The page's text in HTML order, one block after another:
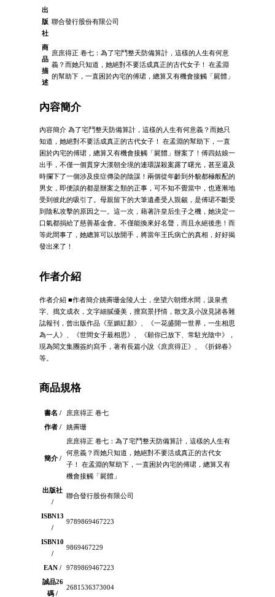
出
版
社
聯合發行股份有限公司
商
品
描
述
庶庶得正 卷七：為了宅鬥整天防備算計，這樣的人生有何意
義？而她只知道，她絕對不要活成真正的古代女子！ 在孟淵
的幫助下，一直困於內宅的傅珺，總算又有機會接觸「屍體」
內容簡介
內容簡介 為了宅鬥整天防備算計，這樣的人生有何意義？而她只
知道，她絕對不要活成真正的古代女子！ 在孟淵的幫助下，一直
困於內宅的傅珺，總算又有機會接觸「屍體」辦案了！傅四姑娘一
出手，不僅一個貫穿大漢朝全境的連環謀殺案露了曙光，甚至還及
時攔下了一個涉及疫症傳染的陰謀！兩個從年齡到外貌都極般配的
男女，即便談的都是辦案之類的正事，可不知不覺當中，也逐漸地
受到彼此的吸引了。母親留下的大筆遺產受人覬覦，是傅珺不斷受
到陰私攻擊的原因之一。這一次，藉著許皇后生子之機，她決定一
口氣都捐給了慈善基金會。不僅能換來好名聲，而且永絕後患！而
等此間事了，她總算可以放開手，將當年王氏病亡的真相，好好揭
發出來了！
作者介紹
作者介紹 ■作者簡介姚霽珊金陵人士，坐望六朝煙水間，汲泉煮
字、搗文成衣，文字細膩優美，擅寫景抒情，散文及小說見諸各雜
誌報刊，曾出版作品《至媚紅顏》、《一花盛開一世界，一生相思
為一人》、《世間女子最相思》、《願你已放下、常駐光陰中》，
現為閱文集團簽約寫手，著有長篇小說《庶庶得正》、《折錦春》
等。
商品規格
書名 /
庶庶得正 卷七
作者 /
姚霽珊
簡介 /
庶庶得正 卷七：為了宅鬥整天防備算計，這樣的人生有
何意義？而她只知道，她絕對不要活成真正的古代女
子！ 在孟淵的幫助下，一直困於內宅的傅珺，總算又有
機會接觸「屍體」
出版社
/
聯合發行股份有限公司
ISBN13
/
9789869467223
ISBN10
/
9869467229
EAN /
9789869467223
誠品26
碼 /
2681536373004